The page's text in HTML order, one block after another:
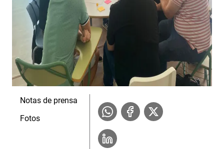
Notas de prensa
Fotos